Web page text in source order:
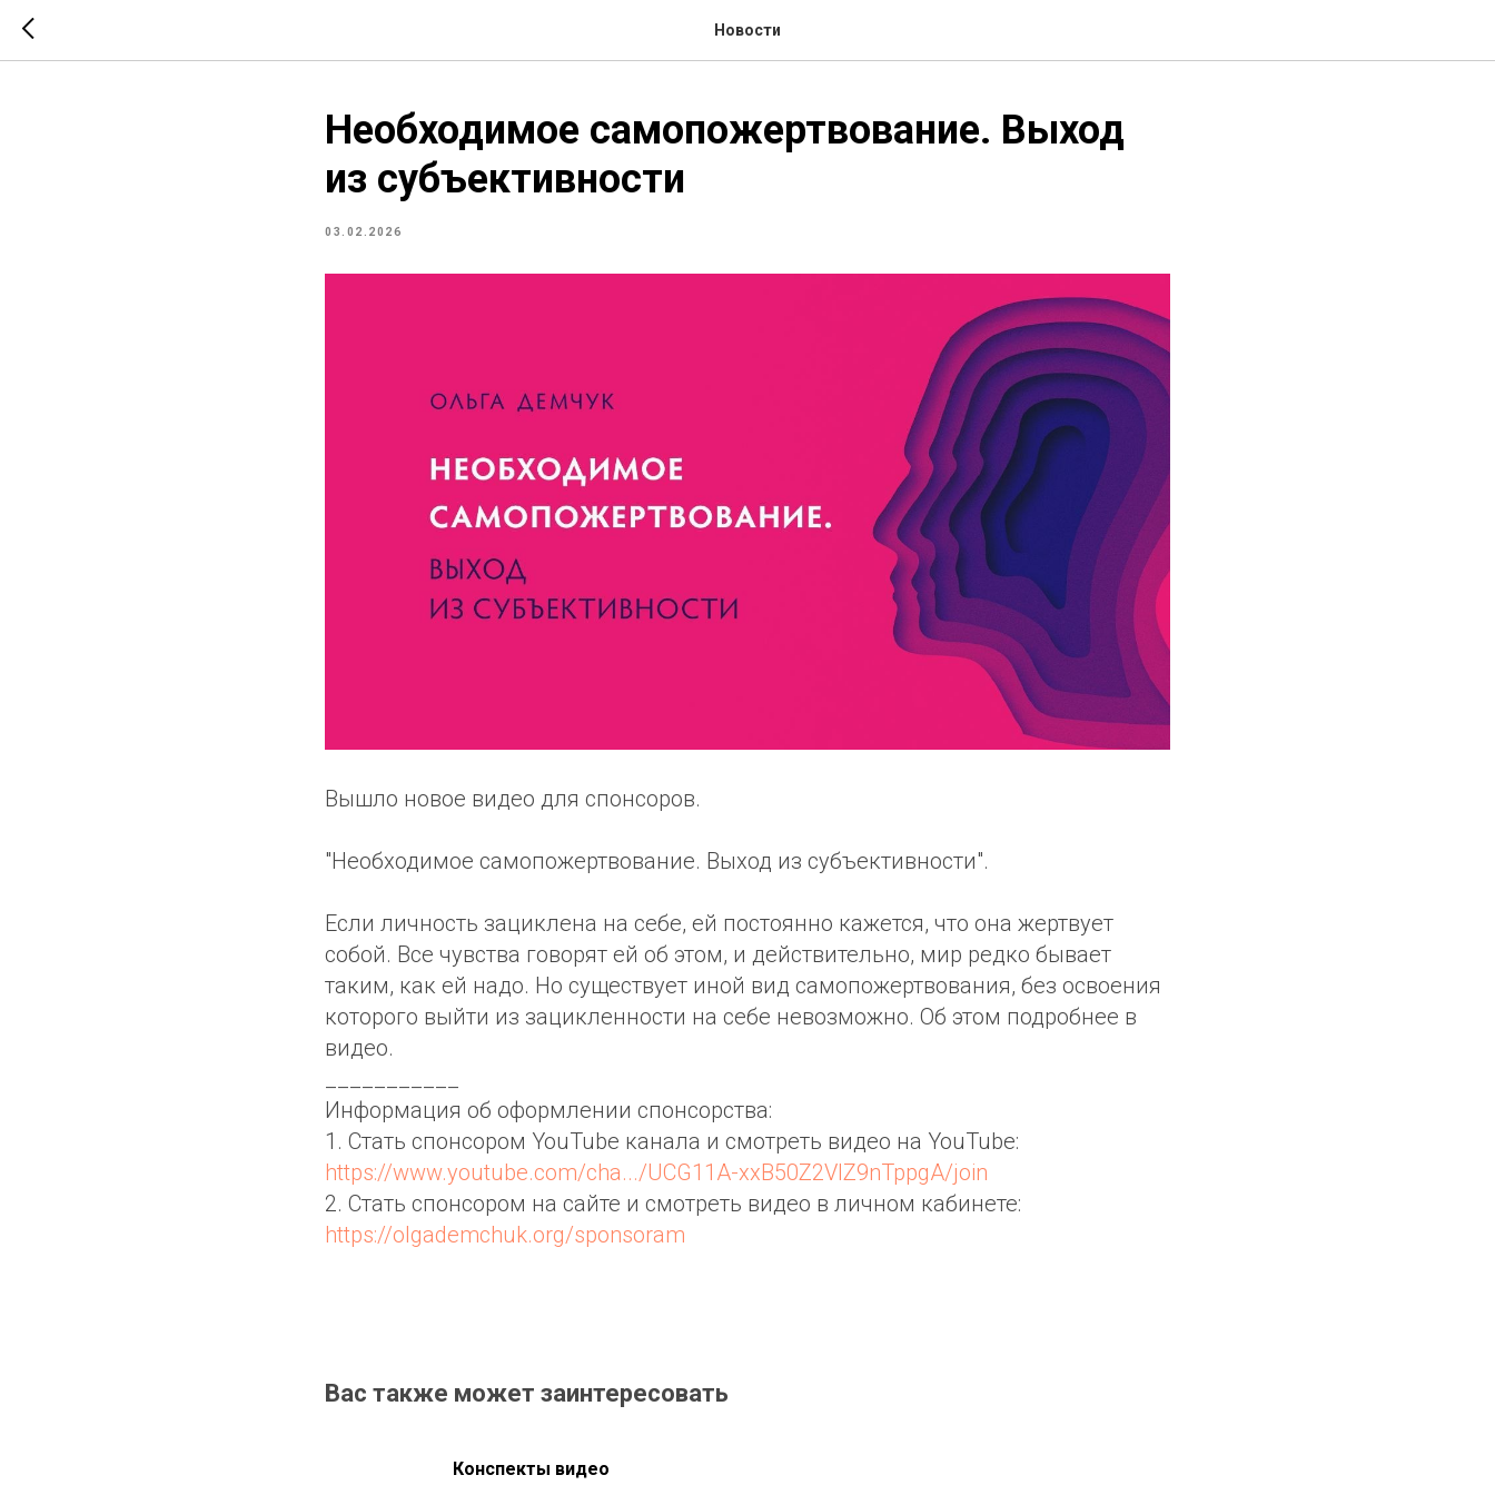
Новости
Необходимое самопожертвование. Выход
из субъективности
03.02.2026
Вышло новое видео для спонсоров.
"Необходимое самопожертвование. Выход из субъективности".
Если личность зациклена на себе, ей постоянно кажется, что она жертвует
собой. Все чувства говорят ей об этом, и действительно, мир редко бывает
таким, как ей надо. Но существует иной вид самопожертвования, без освоения
которого выйти из зацикленности на себе невозможно. Об этом подробнее в
видео.
Информация об оформлении спонсорства:
1. Стать спонсором YouTube канала и смотреть видео на YouTube:
https://www.youtube.com/cha.../UCG11A-xxB50Z2VIZ9nTppgA/join
2. Стать спонсором на сайте и смотреть видео в личном кабинете:
https://olgademchuk.org/sponsoram
Вас также может заинтересовать
Конспекты видео